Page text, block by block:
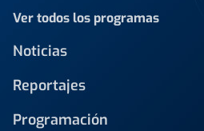
Ver todos los programas
Noticias
Reportajes
Programación